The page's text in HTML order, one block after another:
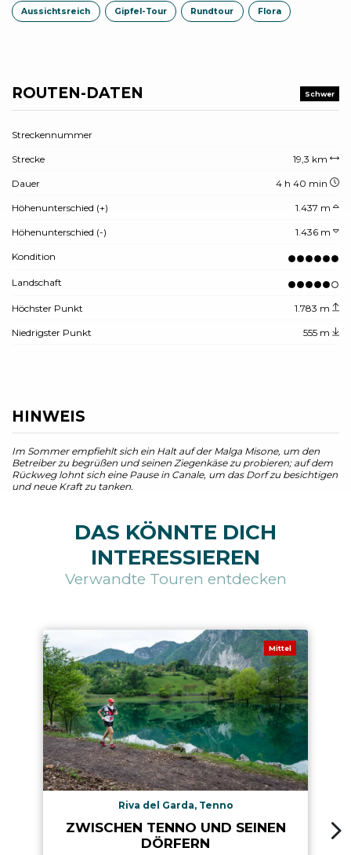
Aussichtsreich Gipfel-Tour Rundtour Flora
ROUTEN-DATEN Schwer
Streckennummer
Strecke 19,3 km
Dauer 4 h 40 min
Höhenunterschied (+) 1.437 m
Höhenunterschied (-) 1.436 m
Kondition
Landschaft
Höchster Punkt 1.783 m
Niedrigster Punkt 555 m
HINWEIS
Im Sommer empfiehlt sich ein Halt auf der Malga Misone, um den
Betreiber zu begrüßen und seinen Ziegenkäse zu probieren; auf dem
Rückweg lohnt sich eine Pause in Canale, um das Dorf zu besichtigen
und neue Kraft zu tanken.
DAS KÖNNTE DICH
INTERESSIEREN
Verwandte Touren entdecken
Mittel
Riva del Garda, Tenno
ZWISCHEN TENNO UND SEINEN
DÖRFERN